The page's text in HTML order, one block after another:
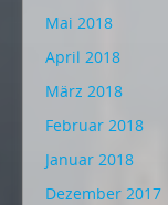
Mai 2018
April 2018
März 2018
Februar 2018
Januar 2018
Dezember 2017